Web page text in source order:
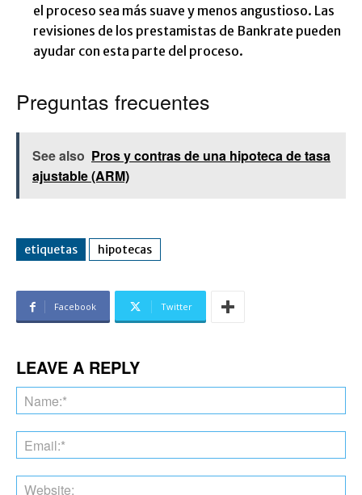
el proceso sea más suave y menos angustioso. Las
revisiones de los prestamistas de Bankrate pueden
ayudar con esta parte del proceso.
Preguntas frecuentes
See also Pros y contras de una hipoteca de tasa
ajustable (ARM)
etiquetas hipotecas
Facebook Twitter
LEAVE A REPLY